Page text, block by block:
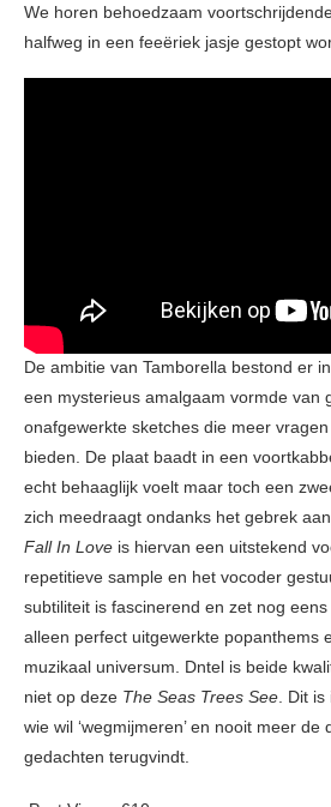
We horen behoedzaam
halfweg in een feeëriek jasje gestopt
De ambitie van Tamborella bestond er
een mysterieus amalgaam vormde van
onafgewerkte sketches die meer
bieden. De plaat baadt in een
echt behaaglijk voelt maar toch een
zich meedraagt ondanks het gebrek
Fall In Love is hiervan een uitstekend
repetitieve sample en het vocoder
subtiliteit is fascinerend en zet nog
alleen perfect uitgewerkte popanthems
muzikaal universum. Dntel is beide
niet op deze The Seas Trees See. Dit is
wie wil ‘wegmijmeren’ en nooit meer de
gedachten terugvindt.